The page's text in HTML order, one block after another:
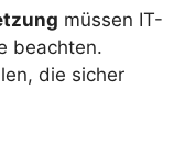
müssen IT-
beachten.
die sicher